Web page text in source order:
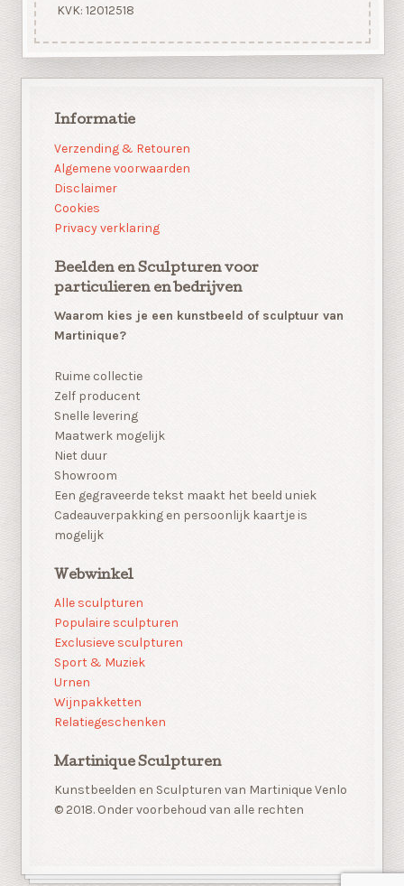
KVK: 12012518
Informatie
Verzending & Retouren
Algemene voorwaarden
Disclaimer
Cookies
Privacy verklaring
Beelden en Sculpturen voor
particulieren en bedrijven
Waarom kies je een kunstbeeld of sculptuur van
Martinique?
Ruime collectie
Zelf producent
Snelle levering
Maatwerk mogelijk
Niet duur
Showroom
Een gegraveerde tekst maakt het beeld uniek
Cadeauverpakking en persoonlijk kaartje is
mogelijk
Webwinkel
Alle sculpturen
Populaire sculpturen
Exclusieve sculpturen
Sport & Muziek
Urnen
Wijnpakketten
Relatiegeschenken
Martinique Sculpturen
Kunstbeelden en Sculpturen van Martinique Venlo
© 2018. Onder voorbehoud van alle rechten